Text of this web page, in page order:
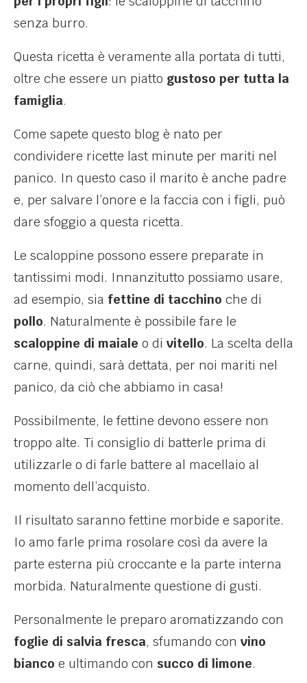
senza burro.
Questa ricetta è veramente alla portata di tutti,
oltre che essere un piatto gustoso per tutta la
famiglia.
Come sapete questo blog è nato per
condividere ricette last minute per mariti nel
panico. In questo caso il marito è anche padre
e, per salvare l’onore e la faccia con i figli, può
dare sfoggio a questa ricetta.
Le scaloppine possono essere preparate in
tantissimi modi. Innanzitutto possiamo usare,
ad esempio, sia fettine di tacchino che di
pollo. Naturalmente è possibile fare le
scaloppine di maiale o di vitello. La scelta della
carne, quindi, sarà dettata, per noi mariti nel
panico, da ciò che abbiamo in casa!
Possibilmente, le fettine devono essere non
troppo alte. Ti consiglio di batterle prima di
utilizzarle o di farle battere al macellaio al
momento dell’acquisto.
Il risultato saranno fettine morbide e saporite.
Io amo farle prima rosolare così da avere la
parte esterna più croccante e la parte interna
morbida. Naturalmente questione di gusti.
Personalmente le preparo aromatizzando con
foglie di salvia fresca, sfumando con vino
bianco e ultimando con succo di limone.